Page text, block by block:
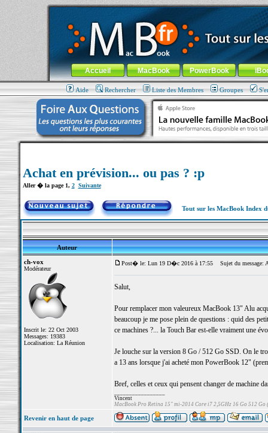
MacBook-fr.com : 100% Apple... 100% nomade !
Aller au contenu-Aller au menu général-Aller au menu de
Menu général
Accueil MacBook PowerBook
Aide Rechercher Liste des Membres Groupes
Achat en prévision... ou pas ? :p
Aller � la page 1, 2 Suivante
Tout sur les MacBook Index
Auteur
ch-vox
Modérateur
Inscrit le: 22 Oct 2003
Messages: 19383
Localisation: La Réunion
Post� le: Lun 19 D�c 2016 à 17:55 Sujet du message:
Salut,
Pour remplacer mon valeureux MacBook 13" Alu
beaucoup je me pose plein de questions : quid des
ce machines ?... la Touch Bar est-elle vraiment une
Je louche sur la version 8 Go / 512 Go SSD. On le
a 13 ans lorsque j'ai acheté mon PowerBook 12"
Bref, celles et ceux qui pensent changer de machine
Vincent
MacBook Pro Retina 15" mi-2014 Core i7 2,5GHz 16 Go 512 Go
Revenir en haut de page